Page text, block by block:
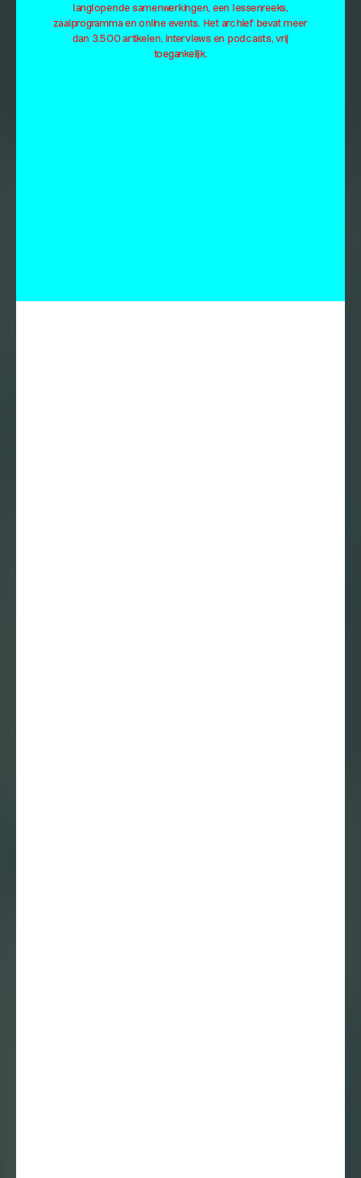
langlopende samenwerkingen, een lessenreeks,
zaalprogramma en online events. Het archief bevat meer
dan 3.500 artikelen, interviews en podcasts, vrij
toegankelijk.